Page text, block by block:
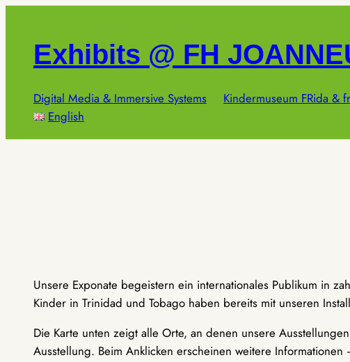
springenExhibits @ FH
Digital Media & Immersive Systems Kindermuseum FRida &
English
Unsere Exponate begeistern ein internationales Publikum in
Kinder in Trinidad und Tobago haben bereits mit unseren
Die Karte unten zeigt alle Orte, an denen unsere
Ausstellung. Beim Anklicken erscheinen weitere